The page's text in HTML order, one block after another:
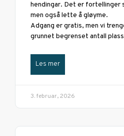
hendingar. Det er fortellinger
men også lette å gløyme.
Adgang er gratis, men vi
grunnet begrenset antall
Les mer
3. februar, 2026